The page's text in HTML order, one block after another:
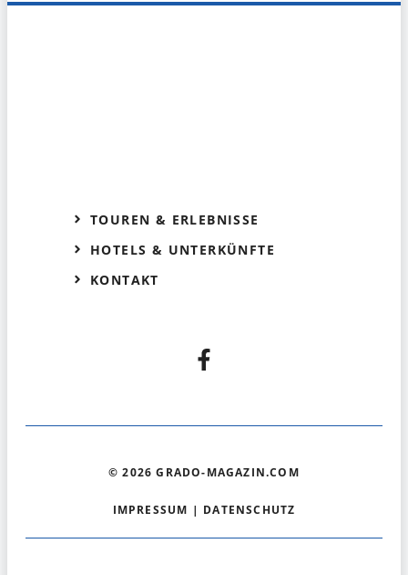
TOUREN & ERLEBNISSE
HOTELS & UNTERKÜNFTE
KONTAKT
© 2026 GRADO-MAGAZIN.COM
IMPRESSUM | DATENSCHUTZ